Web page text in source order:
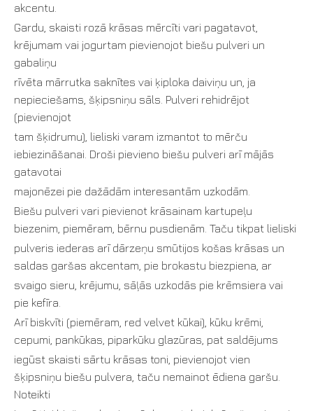
akcentu.
Gardu, skaisti rozā krāsas mērcīti vari pagatavot,
krējumam vai jogurtam pievienojot biešu pulveri un
gabaliņu
rīvēta mārrutka saknītes vai ķiploka daiviņu un, ja
nepieciešams, šķipsniņu sāls. Pulveri rehidrējot
(pievienojot
tam šķidrumu), lieliski varam izmantot to mērču
iebiezināšanai. Droši pievieno biešu pulveri arī mājās
gatavotai
majonēzei pie dažādām interesantām uzkodām.
Biešu pulveri vari pievienot krāsainam kartupeļu
biezenim, piemēram, bērnu pusdienām. Taču tikpat lieliski
pulveris iederas arī dārzeņu smūtijos košas krāsas un
saldas garšas akcentam, pie brokastu biezpiena, ar
svaigo sieru, krējumu, sāļās uzkodās pie krēmsiera vai
pie kefīra.
Arī biskvīti (piemēram, red velvet kūkai), kūku krēmi,
cepumi, pankūkas, piparkūku glazūras, pat saldējums
iegūst skaisti sārtu krāsas toni, pievienojot vien
šķipsniņu biešu pulvera, taču nemainot ēdiena garšu.
Noteikti